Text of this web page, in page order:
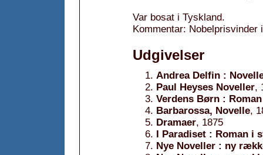
Var bosat i Tyskland.
Kommentar: Nobelprisvinder
Udgivelser
Andrea Delfin :
Paul Heyses Noveller,
Verdens Børn :
Barbarossa, Novelle,
Dramaer, 1875
I Paradiset : Roman i
Nye Noveller : ny